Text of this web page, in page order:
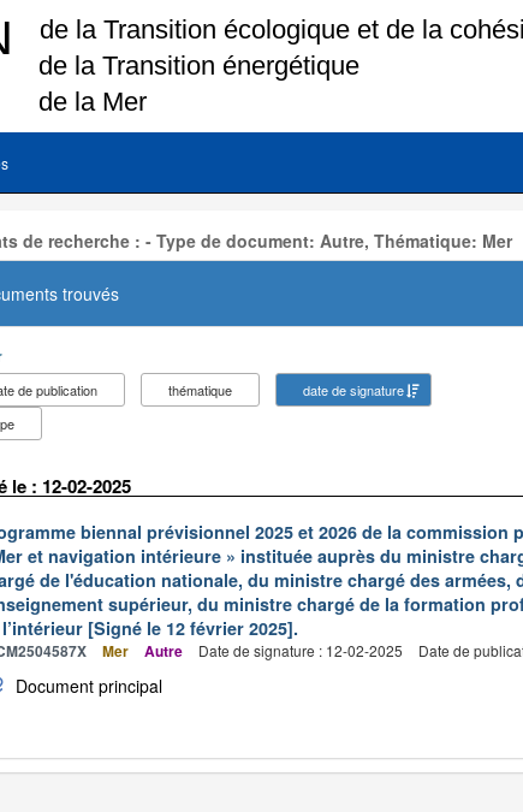
de recherche : - Type de document: Autre, Thématique: Mer
trouvés
de publication thématique
date de signature
le : 12-02-2025
biennal prévisionnel 2025 et 2026 de la
et navigation intérieure » instituée auprès du ministre
de l'éducation nationale, du ministre chargé des armées,
supérieur, du ministre chargé de la formation
[Signé le 12 février 2025].
Mer Autre Date de signature : 12-02-2025 Date de
Document principal